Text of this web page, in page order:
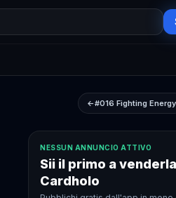
←#016 Fighting Energy
NESSUN ANNUNCIO ATTIVO
Sii il primo a
Cardholo